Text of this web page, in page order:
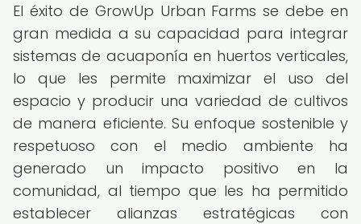
El éxito de GrowUp Urban Farms se debe en
gran medida a su capacidad para integrar
sistemas de acuaponía en huertos verticales,
lo que les permite maximizar el uso del
espacio y producir una variedad de cultivos
de manera eficiente. Su enfoque sostenible y
respetuoso con el medio ambiente ha
generado un impacto positivo en la
comunidad, al tiempo que les ha permitido
establecer alianzas estratégicas con